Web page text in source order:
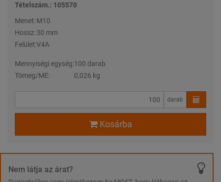
Tételszám.: 105570
Menet: M10
Hossz: 30 mm
Felület:V4A
Mennyiségi egység:100 darab
Tömeg/ME:
0,026 kg
darab
Kosárba
Nem látja az árat?